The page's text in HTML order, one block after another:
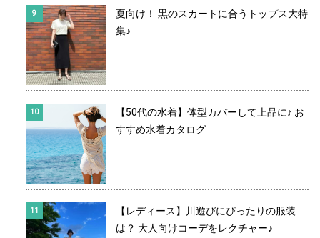
夏向け！ 黒のスカートに合うトップス大特
集♪
【50代の水着】体型カバーして上品に♪ お
すすめ水着カタログ
【レディース】川遊びにぴったりの服装
は？ 大人向けコーデをレクチャー♪